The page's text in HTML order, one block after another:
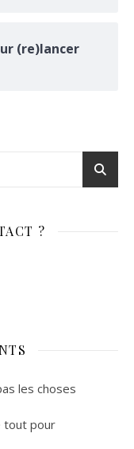
(re)lancer
?
les choses
tout pour